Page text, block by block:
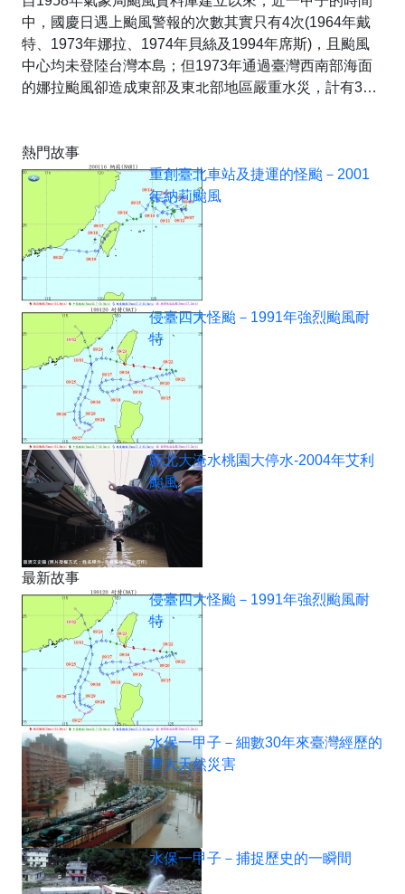
中，國慶日遇上颱風警報的次數其實只有4次(1964年戴
特、1973年娜拉、1974年貝絲及1994年席斯)，且颱風
中心均未登陸台灣本島；但1973年通過臺灣西南部海面
的娜拉颱風卻造成東部及東北部地區嚴重水災，計有30
其中受災最嚴重地區，正是2009年莫拉克颱風時台東的
重災區－卑南鄉的知本溫泉。照片1及照片2為知本溫泉
商店街受創的情形，特別的是，照片1中的寶島特產行，
後來被逐年淤高的知本溪掩埋在河床下，直到莫拉克颱風
時又重現天日。照片3為當時受損的知本吊橋，在照片中
被大水圍困的土地公廟(福靈宮)，不但有不少傳奇故事(有
興趣可以google知本福靈宮)，也完整見證了知本溪的河
床變遷史(照片4)。
熱門故事
重創臺北車站及捷運的怪颱－2001
年納莉颱風
侵臺四大怪颱－1991年強烈颱風耐
特
新北大淹水桃園大停水-2004年艾利
颱風
最新故事
侵臺四大怪颱－1991年強烈颱風耐
特
水保一甲子－細數30年來臺灣經歷的
重大天然災害
水保一甲子－捕捉歷史的一瞬間